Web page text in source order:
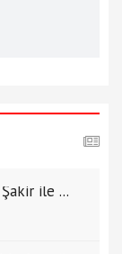
ile ...